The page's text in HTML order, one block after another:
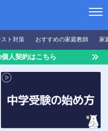
ト対策 おすすめの家庭教師 家
人契約はこちら